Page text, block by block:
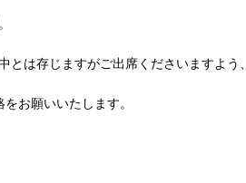
は存じますがご出席くださいますよう、
お願いいたします。